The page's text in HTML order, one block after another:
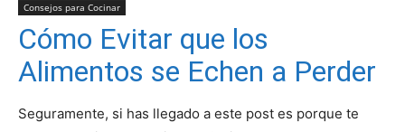
Cocina
Consejos para Cocinar
Cómo Evitar que los
Alimentos se Echen a Perder
Seguramente, si has llegado a este post es porque te